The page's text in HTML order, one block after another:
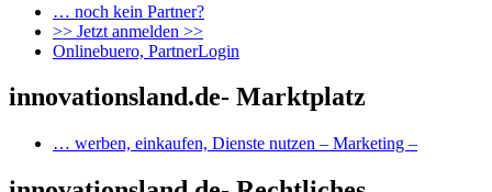
… noch kein Partner?
>> Jetzt anmelden >>
Onlinebuero, PartnerLogin
innovationsland.de- Marktplatz
… werben, einkaufen, Dienste nutzen – Marketing –